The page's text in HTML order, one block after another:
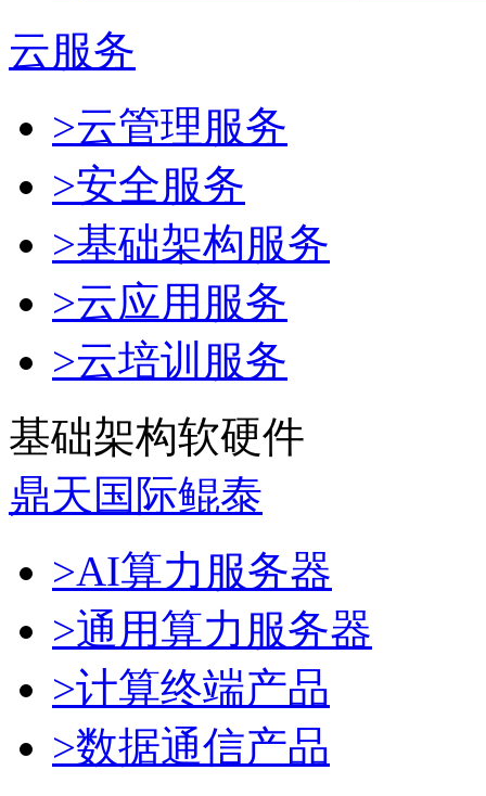
云服务
>云管理服务
>安全服务
>基础架构服务
>云应用服务
>云培训服务
基础架构软硬件
鼎天国际鲲泰
>AI算力服务器
>通用算力服务器
>计算终端产品
>数据通信产品